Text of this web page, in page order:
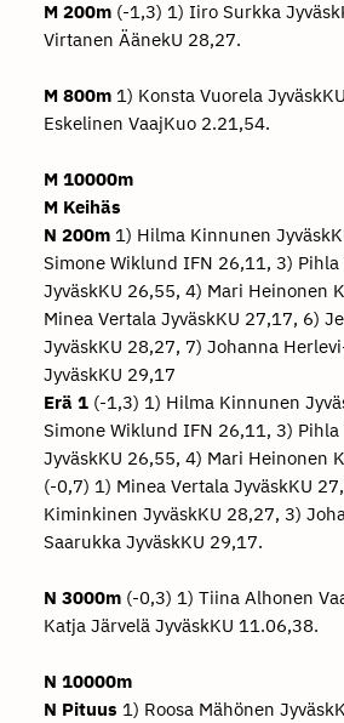
M 200m(-1,3) 1) Iiro Surkka
Virtanen ÄänekU 28,27.
M 800m1) Konsta Vuorela
Eskelinen VaajKuo 2.21,54.
M 10000m
M Keihäs
N 200m1) Hilma Kinnunen
Simone Wiklund IFN 26,11, 3)
JyväskKU 26,55, 4) Mari Heinonen
Minea Vertala JyväskKU 27,17, 6)
JyväskKU 28,27, 7) Johanna
JyväskKU 29,17
Erä 1(-1,3) 1) Hilma Kinnunen
Simone Wiklund IFN 26,11, 3)
JyväskKU 26,55, 4) Mari Heinonen
(-0,7) 1) Minea Vertala JyväskKU
Kiminkinen JyväskKU 28,27, 3)
Saarukka JyväskKU 29,17.
N 3000m(-0,3) 1) Tiina Alhonen
Katja Järvelä JyväskKU 11.06,38.
N 10000m
N Pituus 1) Roosa Mähönen